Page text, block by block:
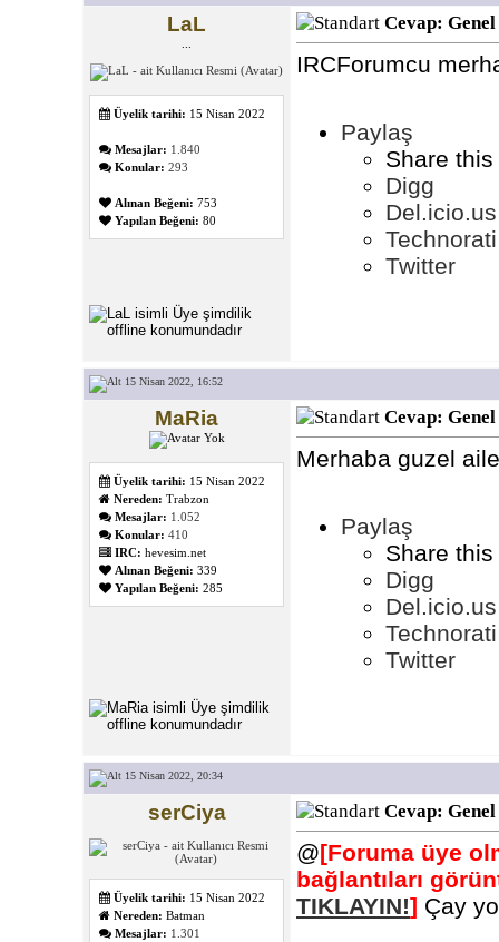
LaL
Üyelik tarihi: 15 Nisan 2022
Mesajlar: 1.840
Konular: 293
Alınan Beğeni: 753
Yapılan Beğeni: 80
Cevap: Genel
IRCForumcu
Paylaş
Share
Digg
Del.icio.us
Technorati
Twitter
15 Nisan 2022, 16:52
MaRia
Üyelik tarihi: 15 Nisan 2022
Nereden: Trabzon
Mesajlar: 1.052
Konular: 410
IRC: hevesim.net
Alınan Beğeni: 339
Yapılan Beğeni: 285
Cevap: Genel
Merhaba guzel
Paylaş
Share
Digg
Del.icio.us
Technorati
Twitter
15 Nisan 2022, 20:34
serCiya
Üyelik tarihi: 15 Nisan 2022
Nereden: Batman
Mesajlar: 1.301
Cevap: Genel
@[Foruma üye
bağlantıları
TIKLAYIN!] Çay